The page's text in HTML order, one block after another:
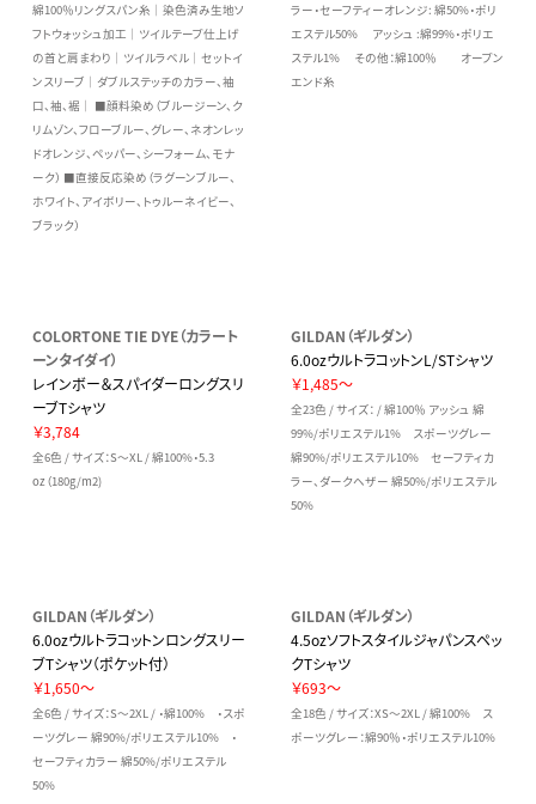
綿100％リングスパン糸｜染色済み生地ソ
フトウォッシュ加工｜ツイルテープ仕上げ
の首と肩まわり｜ツイルラベル｜セットイ
ンスリーブ｜ダブルステッチのカラー、袖
口、袖、裾｜ ■顔料染め（ブルージーン、ク
リムゾン、フローブルー、グレー、ネオンレッ
ドオレンジ、ペッパー、シーフォーム、モナ
ーク） ■直接反応染め（ラグーンブルー、
ホワイト、アイボリー、トゥルーネイビー、
ブラック）
ラー・セーフティーオレンジ: 綿50%・ポリ
エステル50% アッシュ :綿99%・ポリエ
ステル1% その他：綿100％ オープン
エンド糸
COLORTONE TIE DYE（カラート
ーンタイダイ）
レインボー＆スパイダーロングスリ
ーブTシャツ
￥3,784
全6色 / サイズ：S～XL / 綿100%・5.3
oz（180g/m2)
GILDAN（ギルダン）
6.0ozウルトラコットンL/STシャツ
￥1,485～
全23色 / サイズ： / 綿100％ アッシュ 綿
99%/ポリエステル1% スポーツグレー
綿90%/ポリエステル10% セーフティカ
ラー、ダークヘザー 綿50%/ポリエステル
50%
GILDAN（ギルダン）
6.0ozウルトラコットンロングスリー
ブTシャツ（ポケット付）
￥1,650～
全6色 / サイズ：S～2XL / ・綿100% ・スポ
ーツグレー 綿90%/ポリエステル10% ・
セーフティカラー 綿50%/ポリエステル
50%
GILDAN（ギルダン）
4.5ozソフトスタイルジャパンスペッ
クTシャツ
￥693～
全18色 / サイズ：XS～2XL / 綿100% ス
ポーツグレー：綿90％・ポリエステル10%